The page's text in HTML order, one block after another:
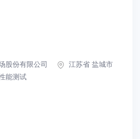
股份有限公司
江苏省 盐城市
能测试